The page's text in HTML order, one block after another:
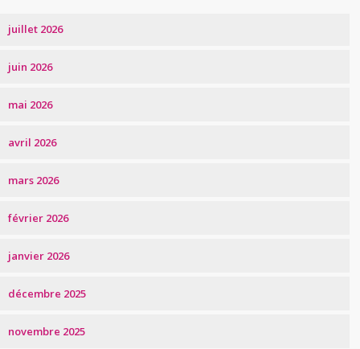
juillet 2026
juin 2026
mai 2026
avril 2026
mars 2026
février 2026
janvier 2026
décembre 2025
novembre 2025